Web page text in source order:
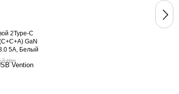
2Type-C
GaN
5A, Белый
грн